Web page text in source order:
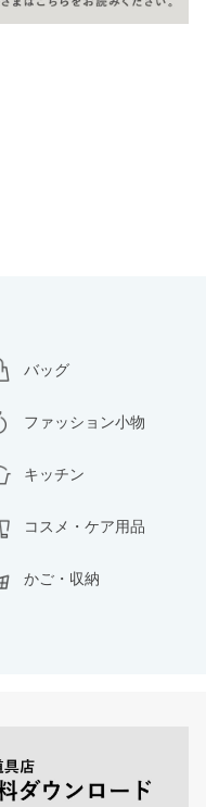
バッグ
ファッション小物
キッチン
コスメ・ケア用品
かご・収納